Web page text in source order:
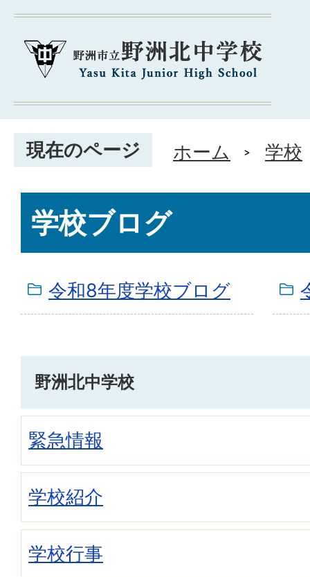
現在のページ ホーム 学校
学校ブログ
令和8年度学校ブログ
野洲北中学校
緊急情報
学校紹介
学校行事